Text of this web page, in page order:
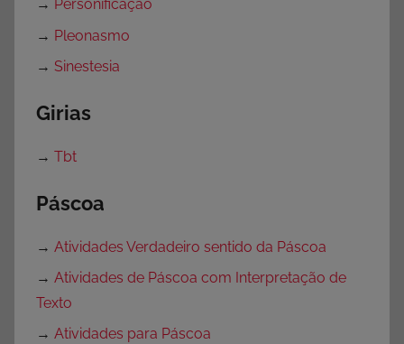
→ Personificação
→ Pleonasmo
→ Sinestesia
Girias
→ Tbt
Páscoa
→ Atividades Verdadeiro sentido da Páscoa
→ Atividades de Páscoa com Interpretação de
Texto
→ Atividades para Páscoa